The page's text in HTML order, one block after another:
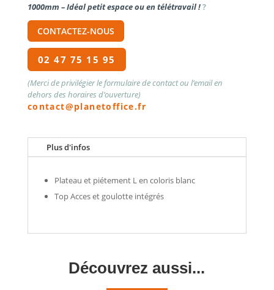
1000mm – Idéal petit espace ou en télétravail !?
CONTACTEZ-NOUS
02 47 75 15 95
(Merci de privilégier le formulaire de contact ou l’email en
dehors des horaires d’ouverture)
contact@planetoffice.fr
Plus d'infos
Plateau et piétement L en coloris blanc
Top Acces et goulotte intégrés
Découvrez aussi...